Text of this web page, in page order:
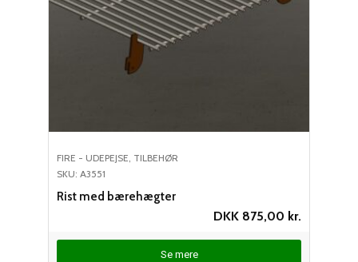
FIRE - UDEPEJSE, TILBEHØR
SKU: A3551
Rist med bærehægter
DKK 875,00 kr.
Se mere